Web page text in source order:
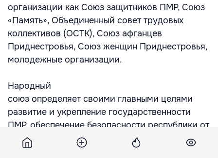
организации как Союз защитников ПМР, Союз
«Память», Объединенный совет трудовых
коллективов (ОСТК), Союз афганцев
Приднестровья, Союз женщин Приднестровья,
молодежные организации.
Народный
союз определяет своими главными целями
развитие и укрепление государственности
ПМР, обеспечение безопасности республики от
внутренних и внешних угроз,
сохранение и процветание уникальной